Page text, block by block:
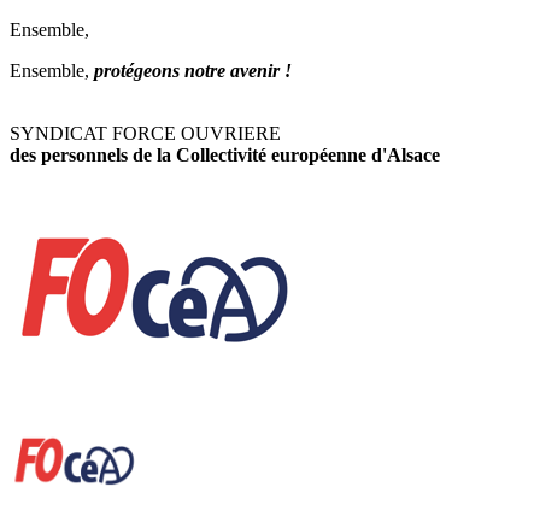
Ensemble,
Ensemble, protégeons notre avenir !
SYNDICAT FORCE OUVRIERE
des personnels de la Collectivité européenne d'Alsace